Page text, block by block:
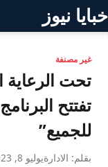
خبايا نيوز
غير مصنفة
تحت الرعاية
تفتتح
للجميع”
بقلم: الادارةيوليو 8, 2023